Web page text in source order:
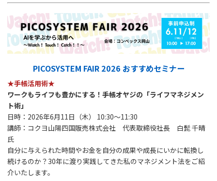
PICOSYSTEM FAIR 2026 おすすめセミナー
★手帳活用術★
ワークもライフも豊かにする！手帳オヤジの「ライフマネジメン
ト術」
日時：2026年6月11日（木） 10:30～11:30
講師：コクヨ山陽四国販売株式会社 代表取締役社長 白髭 千晴
氏
自分に与えられた時間やお金を自分の成果や成長にいかに転換し
続けるのか？30年に渡り実践してきた私のマネジメント法をご紹
介いたします。